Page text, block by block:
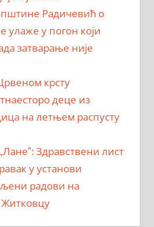
Радичевић о
улаже у погон који
затварање није
крсту
деце из
на летњем распусту
Здравствени лист
у установи
радови на